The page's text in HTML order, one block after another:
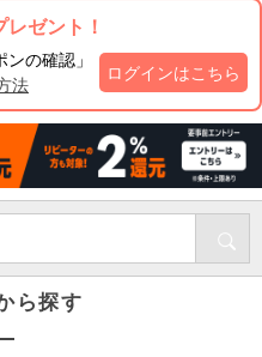
ゼント！
の確認」
法
ログインはこちら
ら探す